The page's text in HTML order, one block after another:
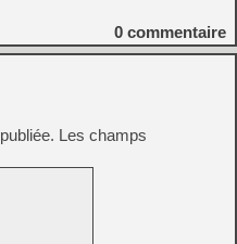
0 commentaire
Les champs